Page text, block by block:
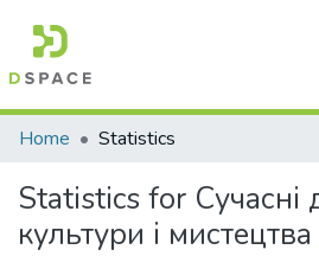
Communities & Collections
All of DSpace
Home Statistics
Statistics for Сучасні
культури і мистецтва